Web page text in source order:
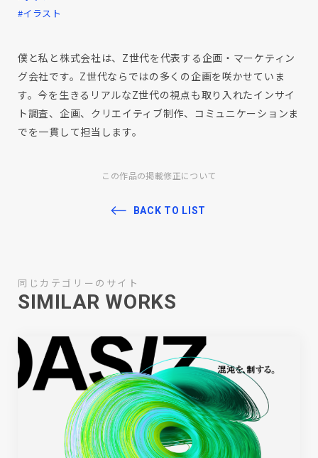
#イラスト
僕と私と株式会社は、Z世代を代表する企画・マーケティン
グ会社です。Z世代ならではの多くの企画を咲かせていま
す。今を生きるリアルなZ世代の視点も取り入れたインサイ
ト調査、企画、クリエイティブ制作、コミュニケーションま
でを一貫して担当します。
この作品の掲載修正について
BACK TO LIST
同じカテゴリーのサイト
SIMILAR WORKS